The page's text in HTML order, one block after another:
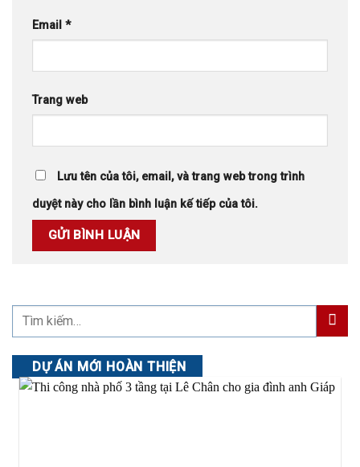
Email *
Trang web
Lưu tên của tôi, email, và trang web trong trình
duyệt này cho lần bình luận kế tiếp của tôi.
DỰ ÁN MỚI HOÀN THIỆN